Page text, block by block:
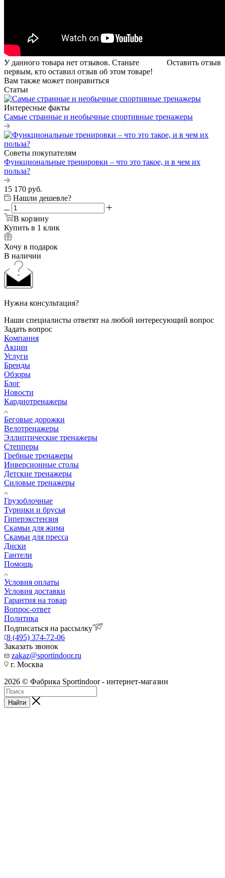
Оставить отзыв
У данного товара нет отзывов. Станьте
первым, кто оставил отзыв об этом товаре!
Вам также может понравиться
Статьи
Интересные факты
Самые странные и необычные спортивные тренажеры
Советы покупателям
Функциональные тренировки – что это такое, и в чем их
польза?
15 170 руб.
Нашли дешевле?
В корзину
Купить в 1 клик
Хочу в подарок
В наличии
Нужна консультация?
Наши специалисты ответят на любой интересующий вопрос
Задать вопрос
Компания
Акции
Услуги
Бренды
Обзоры
Блог
Новости
Кардиотренажеры
Беговые дорожки
Велотренажеры
Эллиптические тренажеры
Степперы
Гребные тренажеры
Инверсионные столы
Детские тренажеры
Силовые тренажеры
Грузоблочные
Турники и брусья
Гиперэкстензия
Скамьи для жима
Скамьи для пресса
Диски
Гантели
Помощь
Условия оплаты
Условия доставки
Гарантия на товар
Вопрос-ответ
Политика
Подписаться на рассылку
8 (495) 374-72-06
Заказать звонок
zakaz@sportindoor.ru
г. Москва
2026 © Фабрика Sportindoor - интернет-магазин
Найти